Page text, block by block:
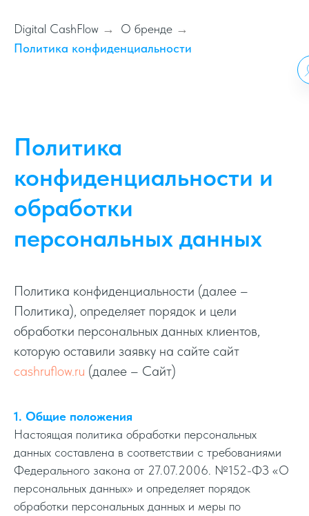
Digital CashFlow → О бренде →
Политика конфиденциальности
Политика
конфиденциальности и
обработки
персональных данных
Политика конфиденциальности (далее –
Политика), определяет порядок и цели
обработки персональных данных клиентов,
которую оставили заявку на сайте сайт
cashruflow.ru (далее – Сайт)
1. Общие положения
Настоящая политика обработки персональных
данных составлена в соответствии с требованиями
Федерального закона от 27.07.2006. №152-ФЗ «О
персональных данных» и определяет порядок
обработки персональных данных и меры по